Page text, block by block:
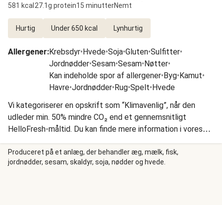
581 kcal 27.1g protein15 minutterNemt
Hurtig Under 650 kcal Lynhurtig
Allergener:Krebsdyr•Hvede•Soja•Gluten•Sulfitter•
Jordnødder•Sesam•Sesam•Nøtter•
Kan indeholde spor af allergener•Byg•Kamut•
Havre•Jordnødder•Rug•Spelt•Hvede
Vi kategoriserer en opskrift som “Klimavenlig”, når den
udleder min. 50% mindre CO₂ end et gennemsnitligt
HelloFresh-måltid. Du kan finde mere information i vores
Hjælpecenter. Her har vi lavet en opskrift, som vil give dig
et fantastisk måltid på under en halv time. Vi steger rejer,
løg og wokblanding, og tilsætter derefter hvidløg,
Produceret på et anlæg, der behandler æg, mælk, fisk,
jordnødder, sesam, skaldyr, soja, nødder og hvede.